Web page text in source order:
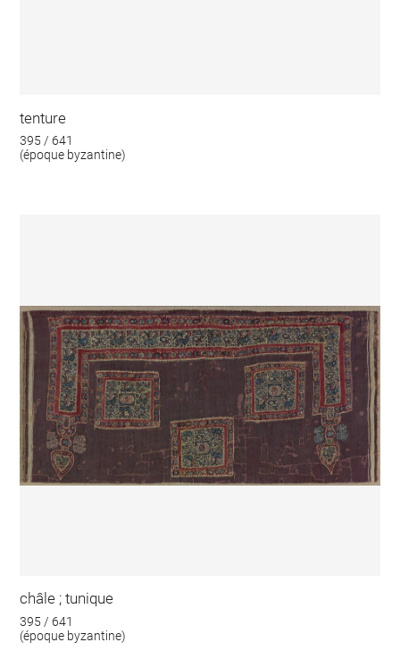
tenture
395 / 641
(époque byzantine)
châle ; tunique
395 / 641
(époque byzantine)